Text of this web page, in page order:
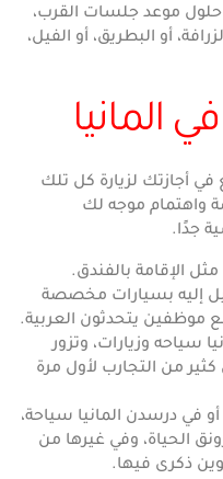
موعد جلسات القرب،
أو البطريق، أو الفيل،
المانيا
أجازتك لزيارة كل تلك
واهتمام موجه لك
جدًا.
الإقامة بالفندق.
إليه بسيارات مخصصة
موظفين يتحدثون العربية.
سياحه وزيارات، وتزور
من التجارب لأول مرة
في درسدن المانيا سياحة،
الحياة، وفي غيرها من
ذكرى فيها.